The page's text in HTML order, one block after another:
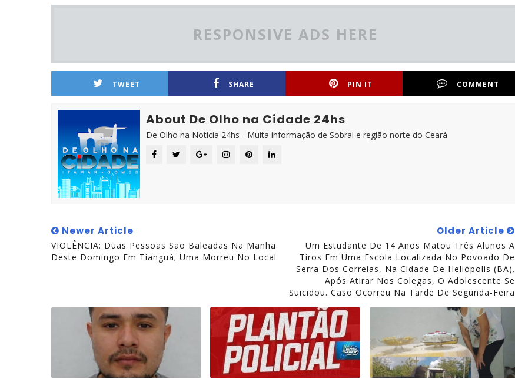
RESPONSIVE ADS HERE
TWEET SHARE PIN IT COMMENT
About De Olho na Cidade 24hs
De Olho na Notícia 24hs - Muita informação de Sobral e região norte do Ceará
Newer Article
VIOLÊNCIA: Duas Pessoas São Baleadas Na Manhã
Deste Domingo Em Tianguá; Uma Morreu No Local
Older Article
Um Estudante De 14 Anos Matou Três Alunos A
Tiros Em Uma Escola Localizada No Povoado De
Serra Dos Correias, Na Cidade De Heliópolis (BA).
Após Atirar Nos Colegas, O Adolescente Se
Suicidou. Caso Ocorreu Na Tarde De Segunda-Feira